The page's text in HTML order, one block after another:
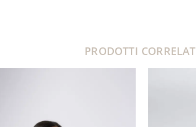
PRODOTTI